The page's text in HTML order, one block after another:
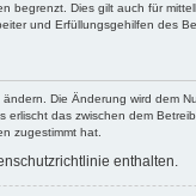
begrenzt. Dies gilt auch für
und Erfüllungsgehilfen des
Die Änderung wird dem
das zwischen dem
zugestimmt hat.
enthalten.